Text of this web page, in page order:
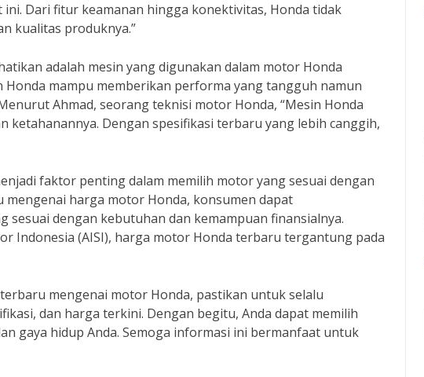
Dari fitur keamanan hingga konektivitas, Honda tidak
kualitas produknya.”
adalah mesin yang digunakan dalam motor Honda
mampu memberikan performa yang tangguh namun
Ahmad, seorang teknisi motor Honda, “Mesin Honda
ketahanannya. Dengan spesifikasi terbaru yang lebih canggih,
faktor penting dalam memilih motor yang sesuai dengan
harga motor Honda, konsumen dapat
sesuai dengan kebutuhan dan kemampuan finansialnya.
Indonesia (AISI), harga motor Honda terbaru tergantung pada
mengenai motor Honda, pastikan untuk selalu
dan harga terkini. Dengan begitu, Anda dapat memilih
gaya hidup Anda. Semoga informasi ini bermanfaat untuk